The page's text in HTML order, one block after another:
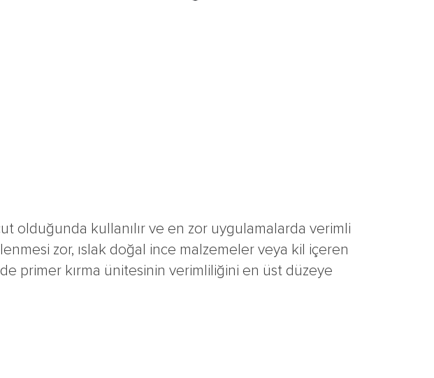
olduğunda kullanılır ve en zor uygulamalarda verimli
zor, ıslak doğal ince malzemeler veya kil içeren
primer kırma ünitesinin verimliliğini en üst düzeye